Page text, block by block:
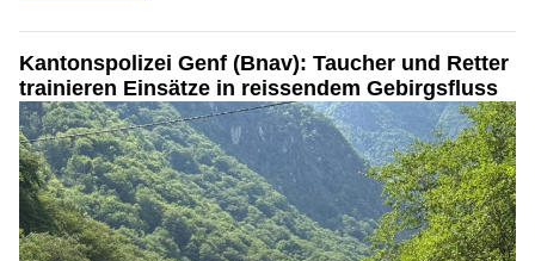
Kantonspolizei Genf (Bnav): Taucher und Retter
trainieren Einsätze in reissendem Gebirgsfluss